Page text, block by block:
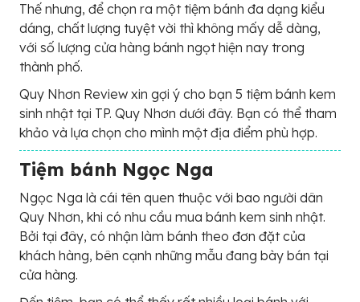
Thế nhưng, để chọn ra một tiệm bánh đa dạng kiểu
dáng, chất lượng tuyệt vời thì không mấy dễ dàng,
với số lượng cửa hàng bánh ngọt hiện nay trong
thành phố.
Quy Nhơn Review xin gợi ý cho bạn 5 tiệm bánh kem
sinh nhật tại TP. Quy Nhơn dưới đây. Bạn có thể tham
khảo và lựa chọn cho mình một địa điểm phù hợp.
Tiệm bánh Ngọc Nga
Ngọc Nga là cái tên quen thuộc với bao người dân
Quy Nhơn, khi có nhu cầu mua bánh kem sinh nhật.
Bởi tại đây, có nhận làm bánh theo đơn đặt của
khách hàng, bên cạnh những mẫu đang bày bán tại
cửa hàng.